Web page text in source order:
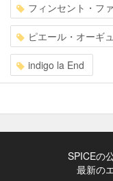
フィンセント・フ
ピエール・オーギ
indigo la End
SPICEの
最新の